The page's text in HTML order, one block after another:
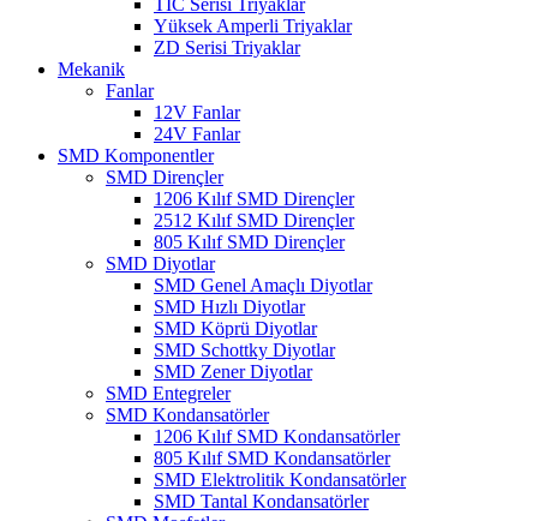
TIC Serisi Triyaklar
Yüksek Amperli Triyaklar
ZD Serisi Triyaklar
Mekanik
Fanlar
12V Fanlar
24V Fanlar
SMD Komponentler
SMD Dirençler
1206 Kılıf SMD Dirençler
2512 Kılıf SMD Dirençler
805 Kılıf SMD Dirençler
SMD Diyotlar
SMD Genel Amaçlı Diyotlar
SMD Hızlı Diyotlar
SMD Köprü Diyotlar
SMD Schottky Diyotlar
SMD Zener Diyotlar
SMD Entegreler
SMD Kondansatörler
1206 Kılıf SMD Kondansatörler
805 Kılıf SMD Kondansatörler
SMD Elektrolitik Kondansatörler
SMD Tantal Kondansatörler